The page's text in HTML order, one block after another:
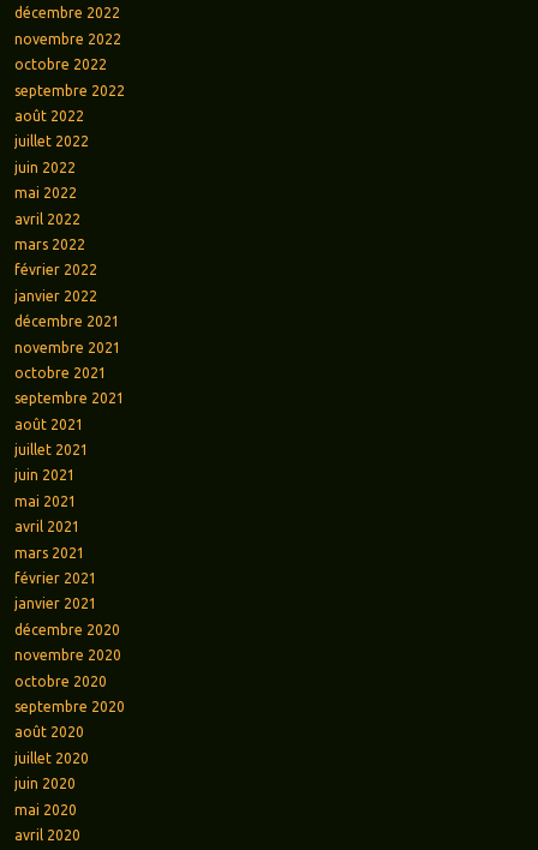
décembre 2022
novembre 2022
octobre 2022
septembre 2022
août 2022
juillet 2022
juin 2022
mai 2022
avril 2022
mars 2022
février 2022
janvier 2022
décembre 2021
novembre 2021
octobre 2021
septembre 2021
août 2021
juillet 2021
juin 2021
mai 2021
avril 2021
mars 2021
février 2021
janvier 2021
décembre 2020
novembre 2020
octobre 2020
septembre 2020
août 2020
juillet 2020
juin 2020
mai 2020
avril 2020